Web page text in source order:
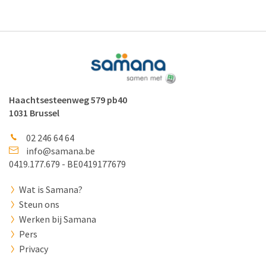
Haachtsesteenweg 579 pb40
1031 Brussel
02 246 64 64
info@samana.be
0419.177.679 - BE0419177679
Wat is Samana?
Steun ons
Werken bij Samana
Pers
Privacy